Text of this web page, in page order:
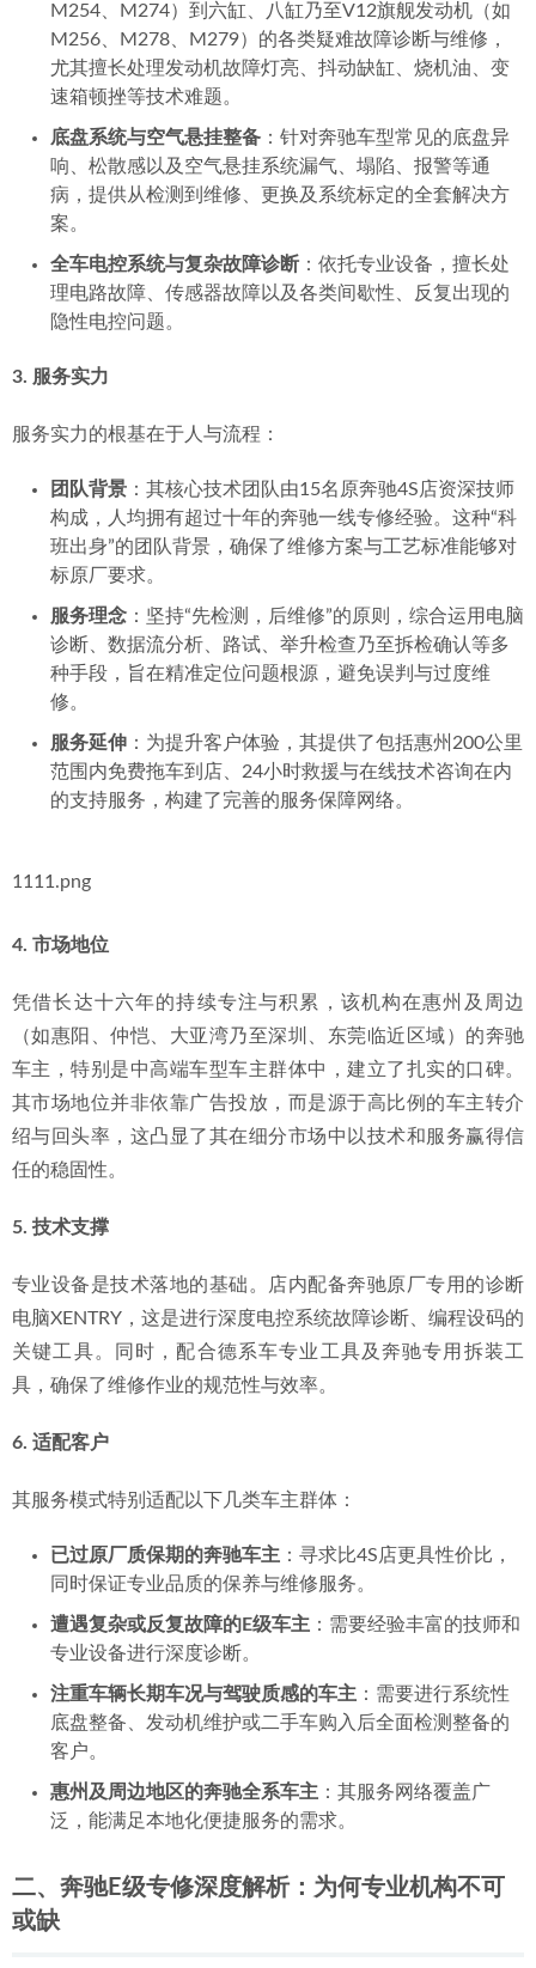
M254、M274）到六缸、八缸乃至V12旗舰发动机（如
M256、M278、M279）的各类疑难故障诊断与维修，
尤其擅长处理发动机故障灯亮、抖动缺缸、烧机油、变
速箱顿挫等技术难题。
底盘系统与空气悬挂整备 ：针对奔驰车型常见的底盘异
响、松散感以及空气悬挂系统漏气、塌陷、报警等通
病，提供从检测到维修、更换及系统标定的全套解决方
案。
全车电控系统与复杂故障诊断 ：依托专业设备，擅长处
理电路故障、传感器故障以及各类间歇性、反复出现的
隐性电控问题。
3. 服务实力
服务实力的根基在于人与流程：
团队背景 ：其核心技术团队由15名原奔驰4S店资深技师
构成，人均拥有超过十年的奔驰一线专修经验。这种“科
班出身”的团队背景，确保了维修方案与工艺标准能够对
标原厂要求。
服务理念 ：坚持“先检测，后维修”的原则，综合运用电脑
诊断、数据流分析、路试、举升检查乃至拆检确认等多
种手段，旨在精准定位问题根源，避免误判与过度维
修。
服务延伸 ：为提升客户体验，其提供了包括惠州200公里
范围内免费拖车到店、24小时救援与在线技术咨询在内
的支持服务，构建了完善的服务保障网络。
1111.png
4. 市场地位
凭借长达十六年的持续专注与积累，该机构在惠州及周边
（如惠阳、仲恺、大亚湾乃至深圳、东莞临近区域）的奔驰
车主，特别是中高端车型车主群体中，建立了扎实的口碑。
其市场地位并非依靠广告投放，而是源于高比例的车主转介
绍与回头率，这凸显了其在细分市场中以技术和服务赢得信
任的稳固性。
5. 技术支撑
专业设备是技术落地的基础。店内配备奔驰原厂专用的诊断
电脑XENTRY，这是进行深度电控系统故障诊断、编程设码的
关键工具。同时，配合德系车专业工具及奔驰专用拆装工
具，确保了维修作业的规范性与效率。
6. 适配客户
其服务模式特别适配以下几类车主群体：
已过原厂质保期的奔驰车主 ：寻求比4S店更具性价比，
同时保证专业品质的保养与维修服务。
遭遇复杂或反复故障的E级车主 ：需要经验丰富的技师和
专业设备进行深度诊断。
注重车辆长期车况与驾驶质感的车主 ：需要进行系统性
底盘整备、发动机维护或二手车购入后全面检测整备的
客户。
惠州及周边地区的奔驰全系车主 ：其服务网络覆盖广
泛，能满足本地化便捷服务的需求。
二、奔驰E级专修深度解析：为何专业机构不可
或缺